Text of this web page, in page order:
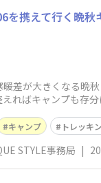
を携えて行く
差が大きくなる晩
えればキャンプも存
キャンプ トレッキ
STYLE事務局 |